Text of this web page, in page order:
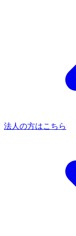
法人の方はこちら